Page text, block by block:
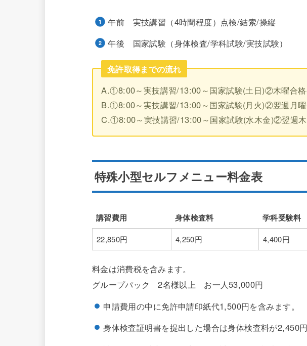
午前 実技講習（4時間程度）点検/結索/操縦
午後 国家試験（身体検査/学科試験/実技試験）
免許取得までの流れ
A.①8:00～実技講習/13:00～国家試験(土日)②木曜合
B.①8:00～実技講習/13:00～国家試験(月火)②翌週月
C.①8:00～実技講習/13:00～国家試験(水木金)②翌週
特殊小型セルフメニュー料金表
講習費用 身体検査料 学科受験料
講習費用
身体検査料 学科受験料
22,850円 4,250円 4,400円
料金は消費税を含みます。
グループパック 2名様以上 お一人53,000円
申請費用の中に免許申請印紙代1,500円を含みます。
身体検査証明書を提出した場合は身体検査料が2,450円